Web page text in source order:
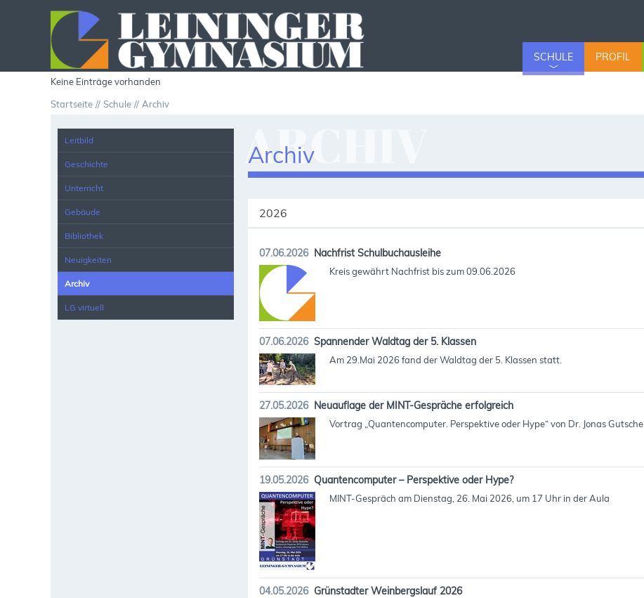
SCHULE PROFIL
Keine Einträge vorhanden
ARCHIV
Startseite Schule Archiv
Leitbild
Geschichte
Unterricht
Gebäude
Bibliothek
Neuigkeiten
Archiv
LG virtuell
Archiv
2026
07.06.2026 Nachfrist Schulbuchausleihe
Kreis gewährt Nachfrist bis zum 09.06.2026
07.06.2026 Spannender Waldtag der 5. Klassen
Am 29.Mai 2026 fand der Waldtag der 5. Klassen statt.
27.05.2026 Neuauflage der MINT-Gespräche erfolgreich
Vortrag „Quantencomputer. Perspektive oder Hype“ von Dr. Jonas Gutsche
19.05.2026 Quantencomputer – Perspektive oder Hype?
MINT-Gespräch am Dienstag, 26. Mai 2026, um 17 Uhr in der Aula
04.05.2026 Grünstadter Weinbergslauf 2026